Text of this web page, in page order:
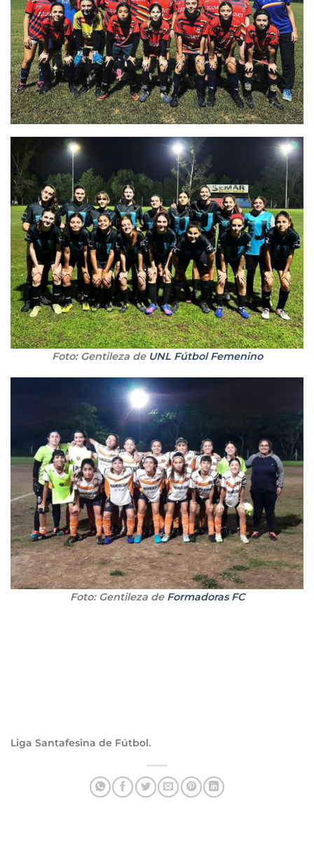
Foto: Gentileza de UNL Fútbol Femenino
Foto: Gentileza de Formadoras FC
Liga Santafesina de Fútbol.